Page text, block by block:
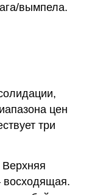
вымпела.
цен
три
Верхняя
восходящая.